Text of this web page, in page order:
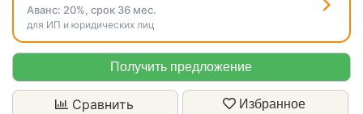
Аванс: 20% , срок 36мес.
для ИП и юридических лиц
Получить предложение
Сравнить Избранное